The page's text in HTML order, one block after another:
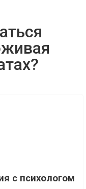
с психологом